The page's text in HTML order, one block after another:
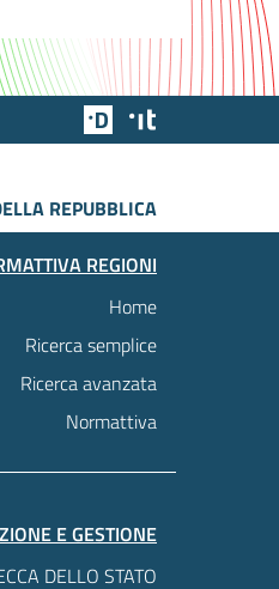
Team Digitale
REPUBBLICA
REGIONI
Home
Ricerca semplice
Ricerca avanzata
Normattiva
E GESTIONE
DELLO STATO